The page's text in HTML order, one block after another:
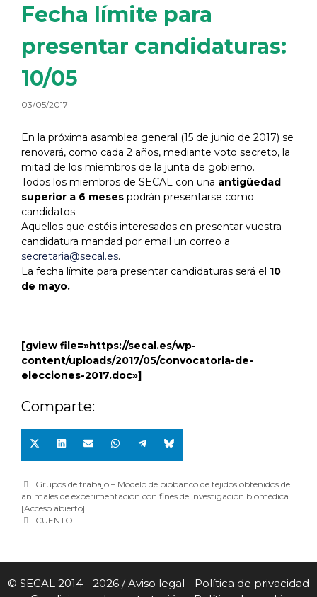
Fecha límite para
presentar candidaturas:
10/05
03/05/2017
En la próxima asamblea general (15 de junio de 2017) se
renovará, como cada 2 años, mediante voto secreto, la
mitad de los miembros de la junta de gobierno.
Todos los miembros de SECAL con una antigüedad
superior a 6 meses podrán presentarse como
candidatos.
Aquellos que estéis interesados en presentar vuestra
candidatura mandad por email un correo a
secretaria@secal.es.
La fecha límite para presentar candidaturas será el 10
de mayo.
[gview file=»https://secal.es/wp-
content/uploads/2017/05/convocatoria-de-
elecciones-2017.doc»]
Comparte:
Grupos de trabajo – Modelo de biobanco de tejidos obtenidos de
animales de experimentación con fines de investigación biomédica
[Acceso abierto]
CUENTO
© SECAL 2014 - 2026 /Aviso legal - Política de privacidad